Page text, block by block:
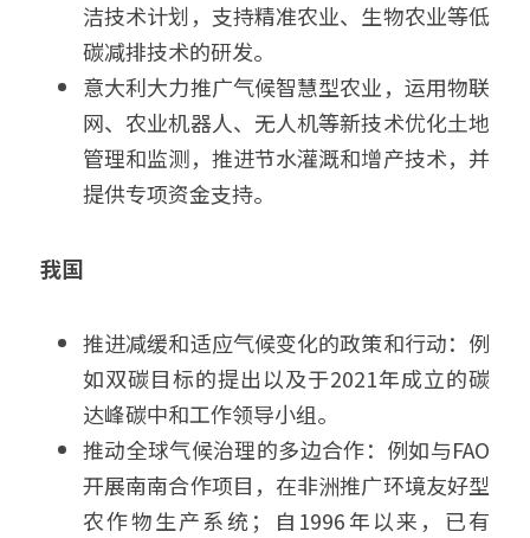
洁技术计划，支持精准农业、生物农业等低
碳减排技术的研发。
意大利大力推广气候智慧型农业，运用物联
网、农业机器人、无人机等新技术优化土地
管理和监测，推进节水灌溉和增产技术，并
提供专项资金支持。
我国
推进减缓和适应气候变化的政策和行动：例
如双碳目标的提出以及于2021年成立的碳
达峰碳中和工作领导小组。
推动全球气候治理的多边合作：例如与FAO
开展南南合作项目，在非洲推广环境友好型
农作物生产系统；自1996年以来，已有